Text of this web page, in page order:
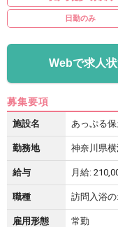
日勤のみ
Webで求人
募集要項
施設名 あっぷる
勤務地 神奈川県
給与 月給:
職種 訪問入浴
雇用形態 常勤